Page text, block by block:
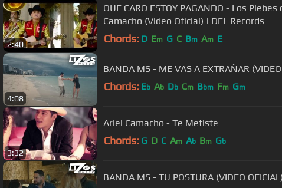
2:40
QUE CARO ESTOY PAGANDO - Los
Camacho (Video Oficial) | DEL Records
Chords: D Em G C Bm Am E
4:08
BANDA MS - ME VAS A EXTRAÑAR
Chords: Eb Ab Db Cm Bbm Fm Gm
3:32
Ariel Camacho - Te Metiste
Chords: G D C Am Ab Bm Gb
BANDA MS - TU POSTURA (VIDEO OFICIAL)